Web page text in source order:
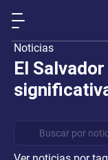
Noticias
El Salvador